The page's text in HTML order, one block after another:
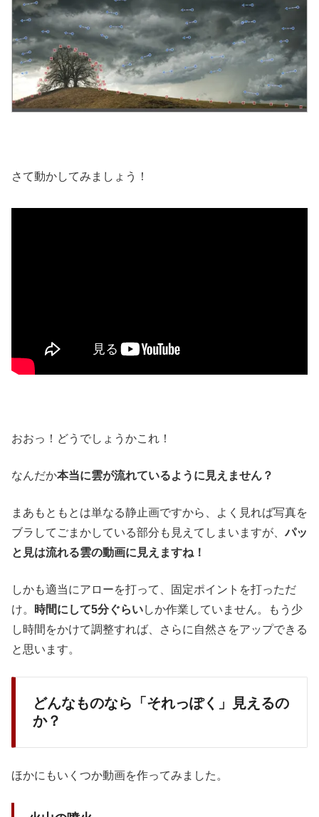
さて動かしてみましょう！
おおっ！どうでしょうかこれ！
なんだか本当に雲が流れているように見えません？
まあもともとは単なる静止画ですから、よく見れば写真を
ブラしてごまかしている部分も見えてしまいますが、パッ
と見は流れる雲の動画に見えますね！
しかも適当にアローを打って、固定ポイントを打っただ
け。
時間にして5分ぐらいしか作業していません。もう少
し時間をかけて調整すれば、さらに自然さをアップできる
と思います。
どんなものなら「それっぽく」見えるの
か？
ほかにもいくつか動画を作ってみました。